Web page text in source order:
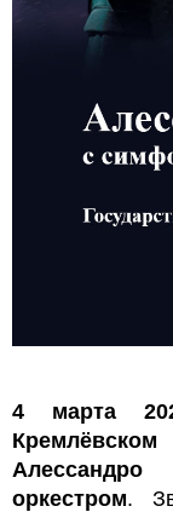
4 мартa
оркестром.